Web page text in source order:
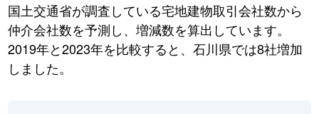
国土交通省が調査している宅地建物取引会社数から
仲介会社数を予測し、増減数を算出しています。
2019年と2023年を比較すると、石川県では8社増加
しました。